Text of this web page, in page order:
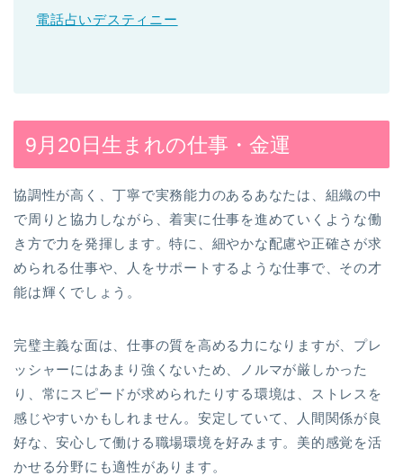
電話占いデスティニー
9月20日生まれの仕事・金運
協調性が高く、丁寧で実務能力のあるあなたは、組織の中
で周りと協力しながら、着実に仕事を進めていくような働
き方で力を発揮します。特に、細やかな配慮や正確さが求
められる仕事や、人をサポートするような仕事で、その才
能は輝くでしょう。
完璧主義な面は、仕事の質を高める力になりますが、プレ
ッシャーにはあまり強くないため、ノルマが厳しかった
り、常にスピードが求められたりする環境は、ストレスを
感じやすいかもしれません。安定していて、人間関係が良
好な、安心して働ける職場環境を好みます。美的感覚を活
かせる分野にも適性があります。